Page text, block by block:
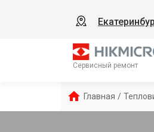
Сервисный ремонт
Главная /